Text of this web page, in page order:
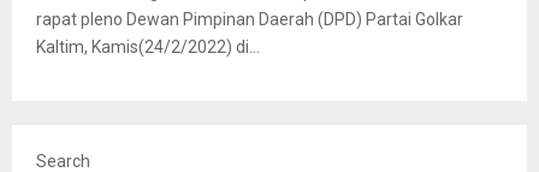
rapat pleno Dewan Pimpinan Daerah (DPD) Partai Golkar
Kaltim, Kamis(24/2/2022) di...
Search